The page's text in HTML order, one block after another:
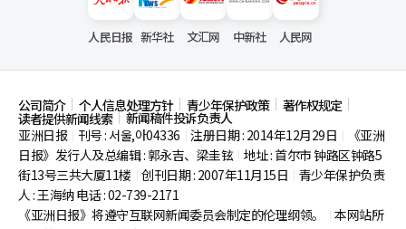
人民日报 新华社 文汇网 中新社 人民网
公司简介 个人信息处理方针 青少年保护政策 著作权规定
读者提供新闻线索
新闻稿件投诉负责人
亚洲日报
刊号 : 서울,아04336 注册日期 : 2014年12月29日
《亚洲
日报》发行人及总编辑 : 郭永吉、梁圭铉 地址 : 首尔市钟路区钟路5
街13号三共大厦11楼 创刊日期 : 2007年11月15日
青少年保护负责
人 : 王海纳 电话 : 02-739-2171
《亚洲日报》将遵守互联网新闻委员会制定的伦理纲领。
本网站所